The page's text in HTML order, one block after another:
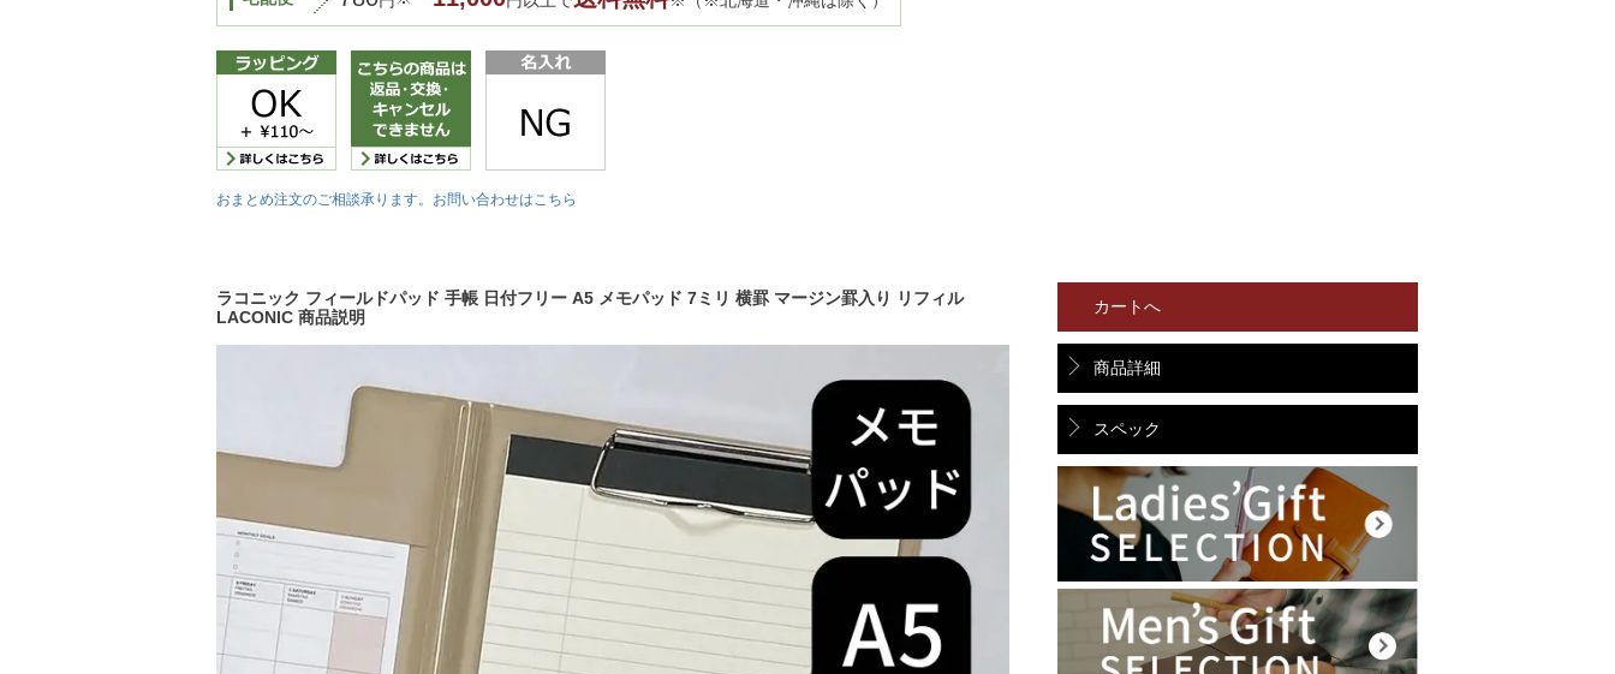
おまとめ注文のご相談承ります。お問い合わせはこちら
ラコニック フィールドパッド 手帳 日付フリー A5 メモパッド 7ミリ 横罫 マージン罫入り リフィル
LACONIC 商品説明
カートへ
商品詳細
スペック